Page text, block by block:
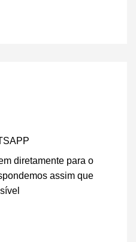
diretamente para o
assim que